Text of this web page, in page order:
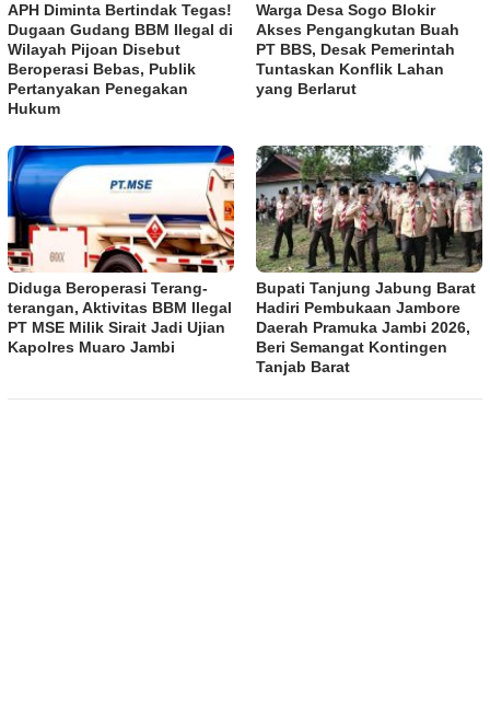
APH Diminta Bertindak Tegas!
Dugaan Gudang BBM Ilegal di
Wilayah Pijoan Disebut
Beroperasi Bebas, Publik
Pertanyakan Penegakan
Hukum
Warga Desa Sogo Blokir
Akses Pengangkutan Buah
PT BBS, Desak Pemerintah
Tuntaskan Konflik Lahan
yang Berlarut
Diduga Beroperasi Terang-
terangan, Aktivitas BBM Ilegal
PT MSE Milik Sirait Jadi Ujian
Kapolres Muaro Jambi
Bupati Tanjung Jabung Barat
Hadiri Pembukaan Jambore
Daerah Pramuka Jambi 2026,
Beri Semangat Kontingen
Tanjab Barat